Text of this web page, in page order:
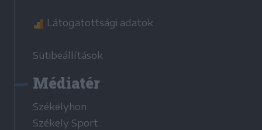
Látogatottsági adatok
Sütibeállítások
Médiatér
Székelyhon
Székely Sport